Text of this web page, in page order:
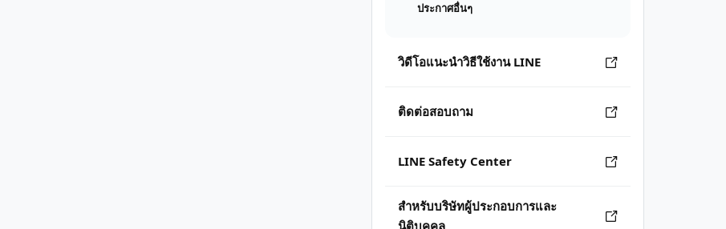
ประกาศอื่นๆ
วิดีโอแนะนำวิธีใช้งาน LINE
ติดต่อสอบถาม
LINE Safety Center
สำหรับบริษัทผู้ประกอบการและ
นิติบุคคล